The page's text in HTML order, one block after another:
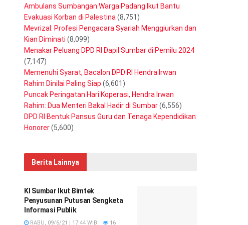
Ambulans Sumbangan Warga Padang Ikut Bantu
Evakuasi Korban di Palestina (8,751)
Mevrizal: Profesi Pengacara Syariah Menggiurkan dan
Kian Diminati (8,099)
Menakar Peluang DPD RI Dapil Sumbar di Pemilu 2024
(7,147)
Memenuhi Syarat, Bacalon DPD RI Hendra Irwan
Rahim Dinilai Paling Siap (6,601)
Puncak Peringatan Hari Koperasi, Hendra Irwan
Rahim: Dua Menteri Bakal Hadir di Sumbar(6,556)
DPD RI Bentuk Pansus Guru dan Tenaga Kependidikan
Honorer(5,600)
Berita Lainnya
KI Sumbar Ikut Bimtek
Penyusunan Putusan Sengketa
Informasi Publik
RABU, 09/6/21 | 17:44 WIB 16